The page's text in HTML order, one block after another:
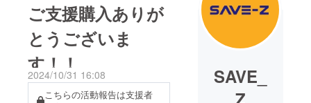
ご支援購入ありが
とうございま
す！！
2024/10/31 16:08
こちらの活動報告は支援者
SAVE_